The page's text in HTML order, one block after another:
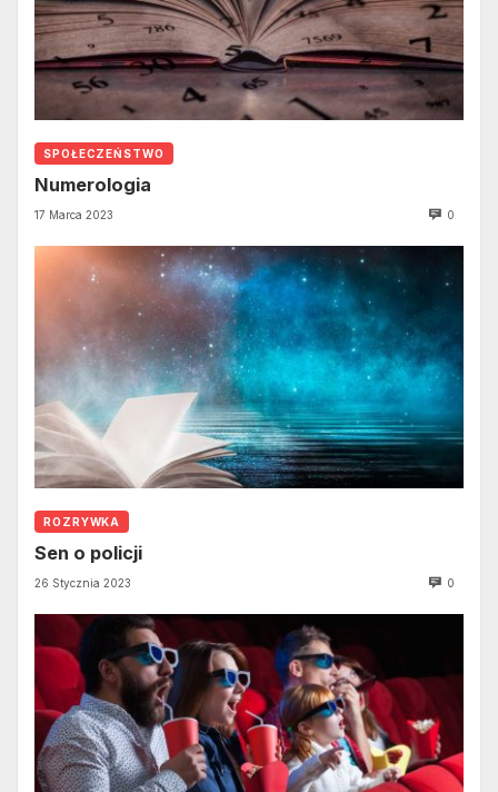
SPOŁECZEŃSTWO
Numerologia
17 Marca 2023 0
ROZRYWKA
Sen o policji
26 Stycznia 2023 0